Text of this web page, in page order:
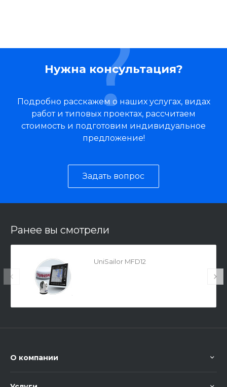
Нужна консультация?
Подробно расскажем о наших услугах, видах
работ и типовых проектах, рассчитаем
стоимость и подготовим индивидуальное
предложение!
Задать вопрос
Ранее вы смотрели
UniSailor MFD12
О компании